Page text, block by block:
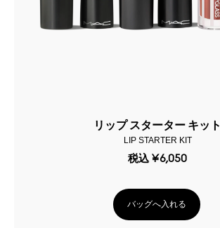
リップ スターター キット
LIP STARTER KIT
税込 ¥6,050
バッグへ入れる